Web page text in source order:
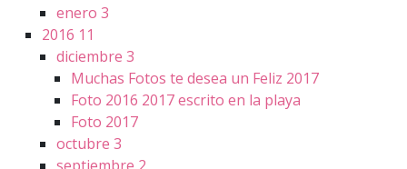
enero 3
2016 11
diciembre 3
Muchas Fotos te desea un Feliz 2017
Foto 2016 2017 escrito en la playa
Foto 2017
octubre 3